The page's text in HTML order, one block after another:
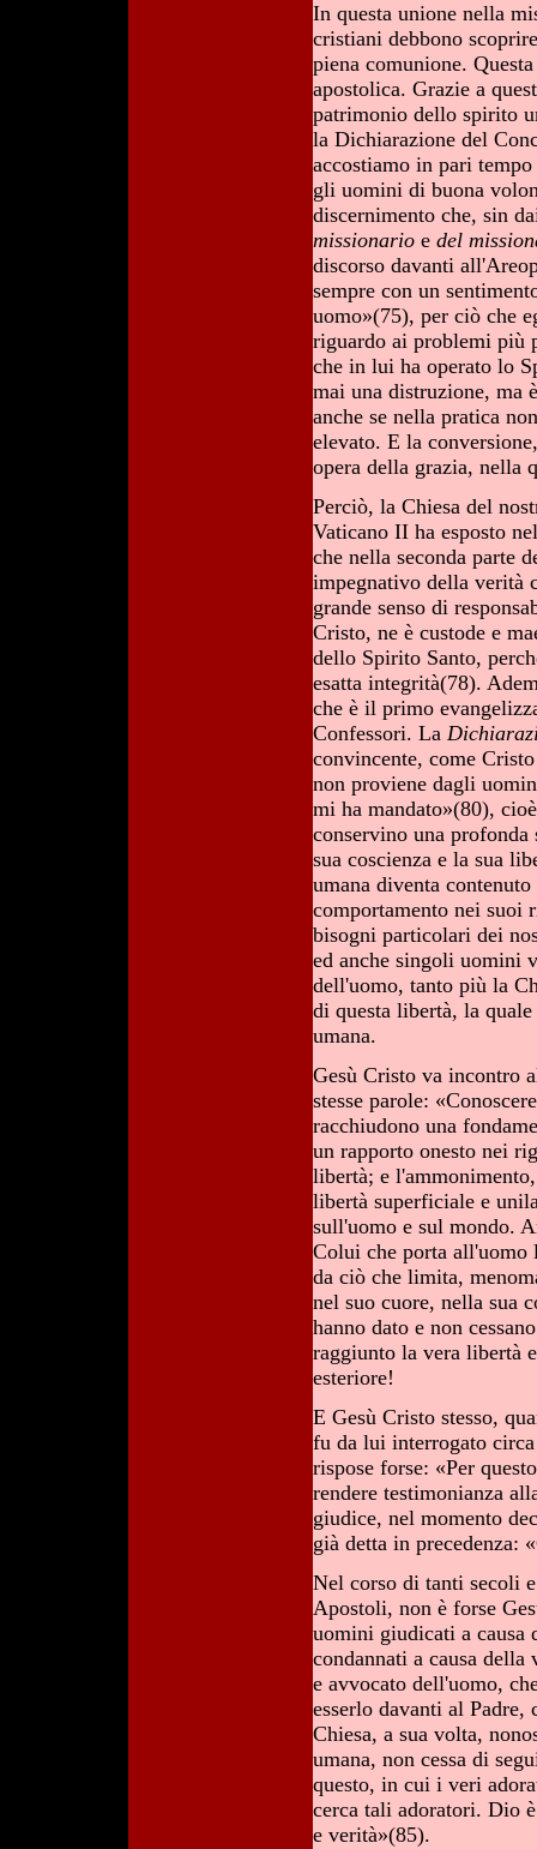
In questa unione nella
cristiani debbono
piena comunione.
apostolica. Grazie a
patrimonio dello spirito
la Dichiarazione del
accostiamo in pari
gli uomini di buona
discernimento che, sin
missionarioedel
discorso davanti
sempre con un
uomo»(75), per ciò che
riguardo ai problemi più
che in lui ha operato lo
mai una distruzione, ma
anche se nella pratica
elevato. E la
opera della grazia, nella
Perciò, la Chiesa del
Vaticano II ha esposto
che nella seconda parte
impegnativo della verità
grande senso di
Cristo, ne è custode e
dello Spirito Santo,
esatta integrità(78).
che è il primo
Confessori. La
convincente, come
non proviene dagli
mi ha mandato»(80),
conservino una
sua coscienza e la sua
umana diventa
comportamento nei suoi
bisogni particolari dei
ed anche singoli uomini
dell'uomo, tanto più la
di questa libertà, la
umana.
Gesù Cristo va incontro
stesse parole:
racchiudono una
un rapporto onesto nei
libertà; e
libertà superficiale e
sull'uomo e sul mondo.
Colui che porta all'uomo
da ciò che limita,
nel suo cuore, nella sua
hanno dato e non
raggiunto la vera libertà
esteriore!
E Gesù Cristo stesso,
fu da lui interrogato
rispose forse: «Per
rendere testimonianza
giudice, nel momento
già detta in precedenza:
Nel corso di tanti secoli
Apostoli, non è forse
uomini giudicati a causa
condannati a causa della
e avvocato dell'uomo,
esserlo davanti al
Chiesa, a sua volta,
umana, non cessa di
questo, in cui i veri
cerca tali adoratori. Dio
e verità»(85).